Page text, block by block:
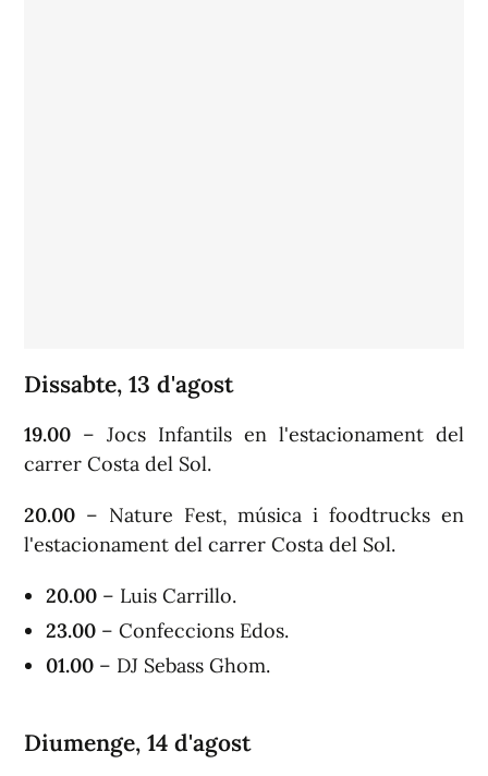
Dissabte, 13 d'agost
19.00 – Jocs Infantils en l'estacionament del
carrer Costa del Sol.
20.00 – Nature Fest, música i foodtrucks en
l'estacionament del carrer Costa del Sol.
20.00 – Luis Carrillo.
23.00 – Confeccions Edos.
01.00 – DJ Sebass Ghom.
Diumenge, 14 d'agost